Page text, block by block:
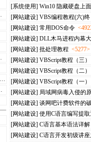
[系统使用] Win10 隐藏硬盘上
[网站建设] VBS编程教程(六)终
[网站建设] 常用DOS命令
[网站建设] DLL木马进程内幕
[网站建设] 批处理教程 <5277>
[网站建设] VBScript教程（三）
[网站建设] VBScript教程（二）
[网站建设] VBScript教程（一）
[网站建设] 局域网病毒入侵的
[网站建设] 谈网吧计费软件的
[网站建设] 使用C语言编写提取
[网站建设] C语言基本语法详
[网站建设] C语言开发初级讲